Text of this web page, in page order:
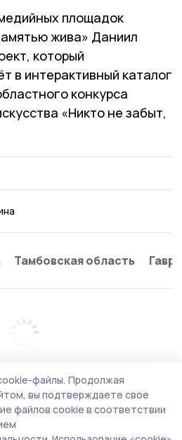
площадок
жива» Даниил
который
в интерактивный каталог
конкурса
«Никто не забыт,
Тамбовская область
файлы. Продолжая
вы подтверждаете свое
файлов cookie в соответствии